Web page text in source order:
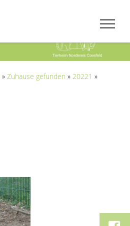
» Zuhause gefunden » 20221 »